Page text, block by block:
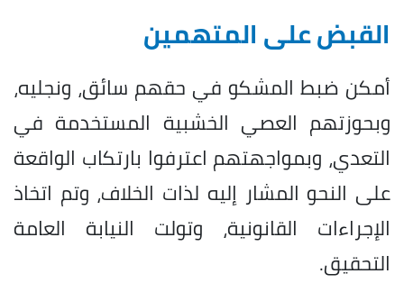
القبض على المتهمين
أمكن ضبط المشكو في حقهم سائق، ونجليه،
وبحوزتهم العصي الخشبية المستخدمة في
التعدي، وبمواجهتهم اعترفوا بارتكاب الواقعة
على النحو المشار إليه لذات الخلاف، وتم اتخاذ
الإجراءات القانونية، وتولت النيابة العامة
التحقيق.